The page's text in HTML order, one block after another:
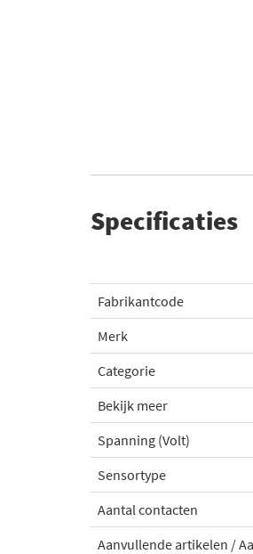
Specificaties
Fabrikantcode
Merk
Categorie
Bekijk meer
Spanning (Volt)
Sensortype
Aantal contacten
Aanvullende artikelen /